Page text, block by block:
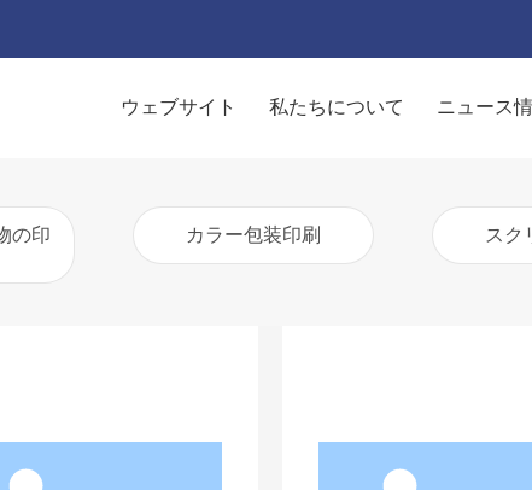
ウェブサイト 私たちについて ニュース
の印 カラー包装印刷 スク